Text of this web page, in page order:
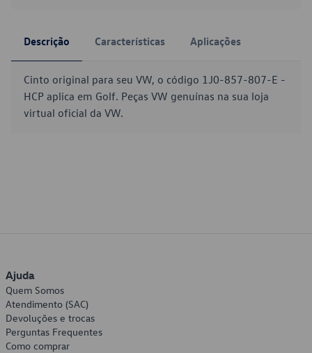
Descrição Características Aplicações
Cinto original para seu VW, o código 1J0-857-807-E -
HCP aplica em Golf. Peças VW genuínas na sua loja
virtual oficial da VW.
Ajuda
Quem Somos
Atendimento (SAC)
Devoluções e trocas
Perguntas Frequentes
Como comprar